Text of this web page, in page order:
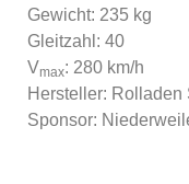
Gewicht: 235 kg
Gleitzahl: 40
Vmax: 280 km/h
Hersteller: Rolladen
Sponsor: